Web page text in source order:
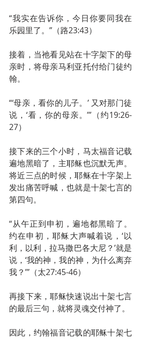
“我实在告诉你，今日你要同我在
乐园里了。”（路23:43）
接着，当祂看见站在十字架下的母
亲时，将母亲马利亚托付给门徒约
翰。
“‘母亲，看你的儿子。’ 又对那门徒
说，‘看，你的母亲。’”（约19:26-
27）
接下来的三个小时，马太福音记载
遍地黑暗了，主耶稣也沉默无声。
将近三点的时候，耶稣在十字架上
发出痛苦呼喊，也就是十架七言的
第四句。
“从午正到申初，遍地都黑暗了。
约在申初，耶稣大声喊着说，‘以
利，以利，拉马撒巴各大尼？’就是
说，‘我的神，我的神，为什么离弃
我？’”（太27:45-46）
再接下来，耶稣快速说出十架七言
的最后三句，就将灵魂交付神了。
因此，约翰福音记载的耶稣十架七